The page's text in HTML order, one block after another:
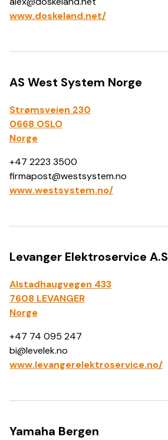
www.doskeland.net/
AS West System Norge
Strømsveien 230
0668 OSLO
Norge
+47 2223 3500
firmapost@westsystem.no
www.westsystem.no/
Levanger Elektroservice A.S
Alstadhaugvegen 433
7608 LEVANGER
Norge
+47 74 095 247
bi@levelek.no
www.levangerelektroservice.no/
Yamaha Bergen